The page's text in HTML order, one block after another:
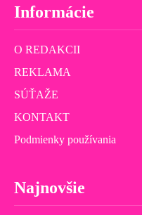
Informácie
O REDAKCII
REKLAMA
SÚŤAŽE
KONTAKT
Podmienky používania
Najnovšie